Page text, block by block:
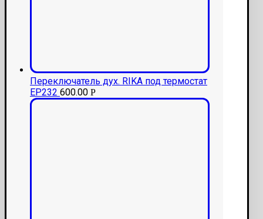
Переключатель дух. RIKA под термостат
ЕР232 600.00 Р